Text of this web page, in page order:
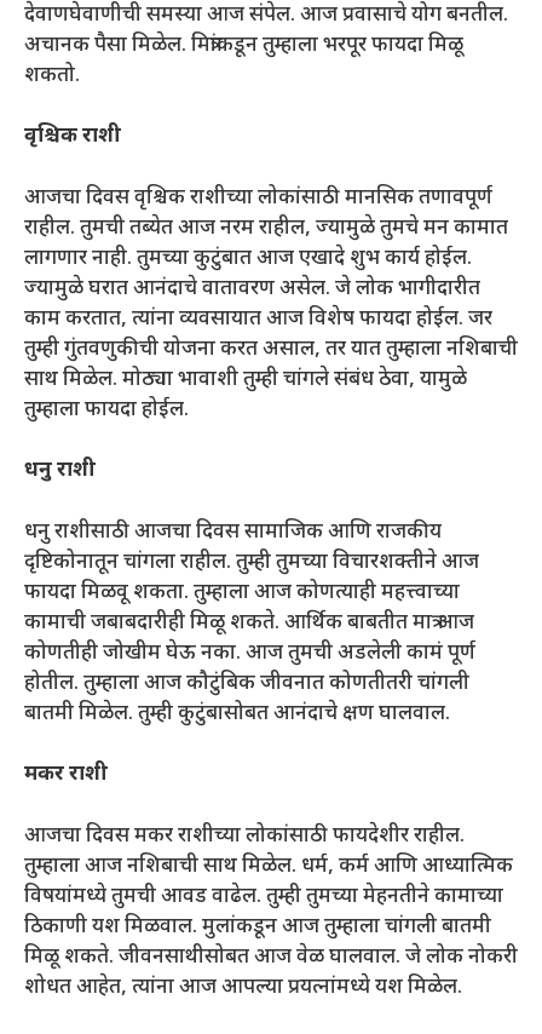
देवाणघेवाणीची समस्या आज संपेल. आज प्रवासाचे योग बनतील.
अचानक पैसा मिळेल. मित्रांकडून तुम्हाला भरपूर फायदा मिळू
शकतो.
वृश्चिक राशी
आजचा दिवस वृश्चिक राशीच्या लोकांसाठी मानसिक तणावपूर्ण
राहील. तुमची तब्येत आज नरम राहील, ज्यामुळे तुमचे मन कामात
लागणार नाही. तुमच्या कुटुंबात आज एखादे शुभ कार्य होईल.
ज्यामुळे घरात आनंदाचे वातावरण असेल. जे लोक भागीदारीत
काम करतात, त्यांना व्यवसायात आज विशेष फायदा होईल. जर
तुम्ही गुंतवणुकीची योजना करत असाल, तर यात तुम्हाला नशिबाची
साथ मिळेल. मोठ्या भावाशी तुम्ही चांगले संबंध ठेवा, यामुळे
तुम्हाला फायदा होईल.
धनु राशी
धनु राशीसाठी आजचा दिवस सामाजिक आणि राजकीय
दृष्टिकोनातून चांगला राहील. तुम्ही तुमच्या विचारशक्तीने आज
फायदा मिळवू शकता. तुम्हाला आज कोणत्याही महत्त्वाच्या
कामाची जबाबदारीही मिळू शकते. आर्थिक बाबतीत मात्र आज
कोणतीही जोखीम घेऊ नका. आज तुमची अडलेली कामं पूर्ण
होतील. तुम्हाला आज कौटुंबिक जीवनात कोणतीतरी चांगली
बातमी मिळेल. तुम्ही कुटुंबासोबत आनंदाचे क्षण घालवाल.
मकर राशी
आजचा दिवस मकर राशीच्या लोकांसाठी फायदेशीर राहील.
तुम्हाला आज नशिबाची साथ मिळेल. धर्म, कर्म आणि आध्यात्मिक
विषयांमध्ये तुमची आवड वाढेल. तुम्ही तुमच्या मेहनतीने कामाच्या
ठिकाणी यश मिळवाल. मुलांकडून आज तुम्हाला चांगली बातमी
मिळू शकते. जीवनसाथीसोबत आज वेळ घालवाल. जे लोक नोकरी
शोधत आहेत, त्यांना आज आपल्या प्रयत्नांमध्ये यश मिळेल.